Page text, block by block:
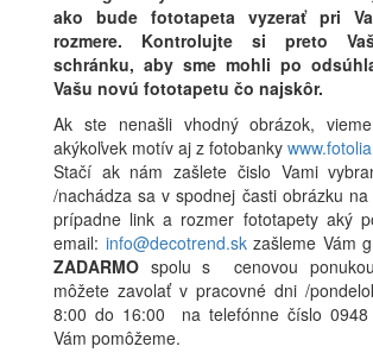
ako bude fototapeta vyzerať pri
rozmere. Kontrolujte si preto
schránku, aby sme mohli po
Vašu novú fototapetu čo najskôr.
Ak ste nenašli vhodný obrázok,
akýkoľvek motív aj z fotobanky
Stačí ak nám zašlete čislo Vami
/nachádza sa v spodnej časti obrázku
prípadne link a rozmer fototapety aký
email: info@decotrend.skzašleme Vám
ZADARMO spolu s cenovou
môžete zavolať v pracovné dni /
8:00 do 16:00 na telefónne číslo
Vám pomôžeme.